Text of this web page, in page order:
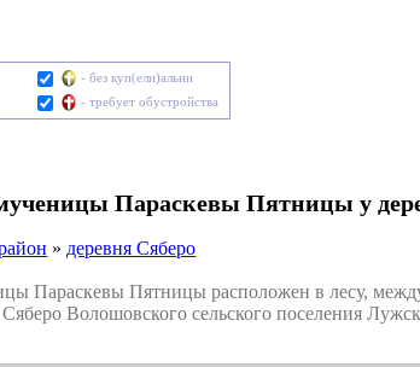
- без куп(ели)альни
- требует обустройства
Параскевы Пятницы у
» деревня Сяберо
Параскевы Пятницы расположен в лесу,
Волошовского сельского поселения